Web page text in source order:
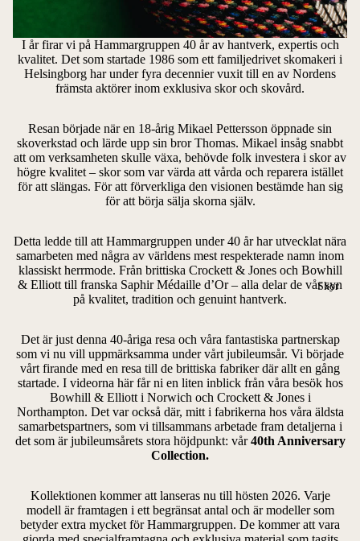
Skor
I år firar vi på Hammargruppen 40 år av hantverk, expertis och
kvalitet. Det som startade 1986 som ett familjedrivet skomakeri i
Helsingborg har under fyra decennier vuxit till en av Nordens
främsta aktörer inom exklusiva skor och skovård.
Resan började när en 18-årig Mikael Pettersson öppnade sin
skoverkstad och lärde upp sin bror Thomas. Mikael insåg snabbt
att om verksamheten skulle växa, behövde folk investera i skor av
högre kvalitet – skor som var värda att vårda och reparera istället
för att slängas. För att förverkliga den visionen bestämde han sig
för att börja sälja skorna själv.
Detta ledde till att Hammargruppen under 40 år har utvecklat nära
samarbeten med några av världens mest respekterade namn inom
klassiskt herrmode. Från brittiska Crockett & Jones och Bowhill
& Elliott till franska Saphir Médaille d’Or – alla delar de vår syn
på kvalitet, tradition och genuint hantverk.
Det är just denna 40-åriga resa och våra fantastiska partnerskap
som vi nu vill uppmärksamma under vårt jubileumsår. Vi började
vårt firande med en resa till de brittiska fabriker där allt en gång
startade. I videorna här får ni en liten inblick från våra besök hos
Bowhill & Elliott i Norwich och Crockett & Jones i
Northampton. Det var också där, mitt i fabrikerna hos våra äldsta
samarbetspartners, som vi tillsammans arbetade fram detaljerna i
det som är jubileumsårets stora höjdpunkt: vår40th Anniversary
Collection.
Kollektionen kommer att lanseras nu till hösten 2026. Varje
modell är framtagen i ett begränsat antal och är modeller som
betyder extra mycket för Hammargruppen. De kommer att vara